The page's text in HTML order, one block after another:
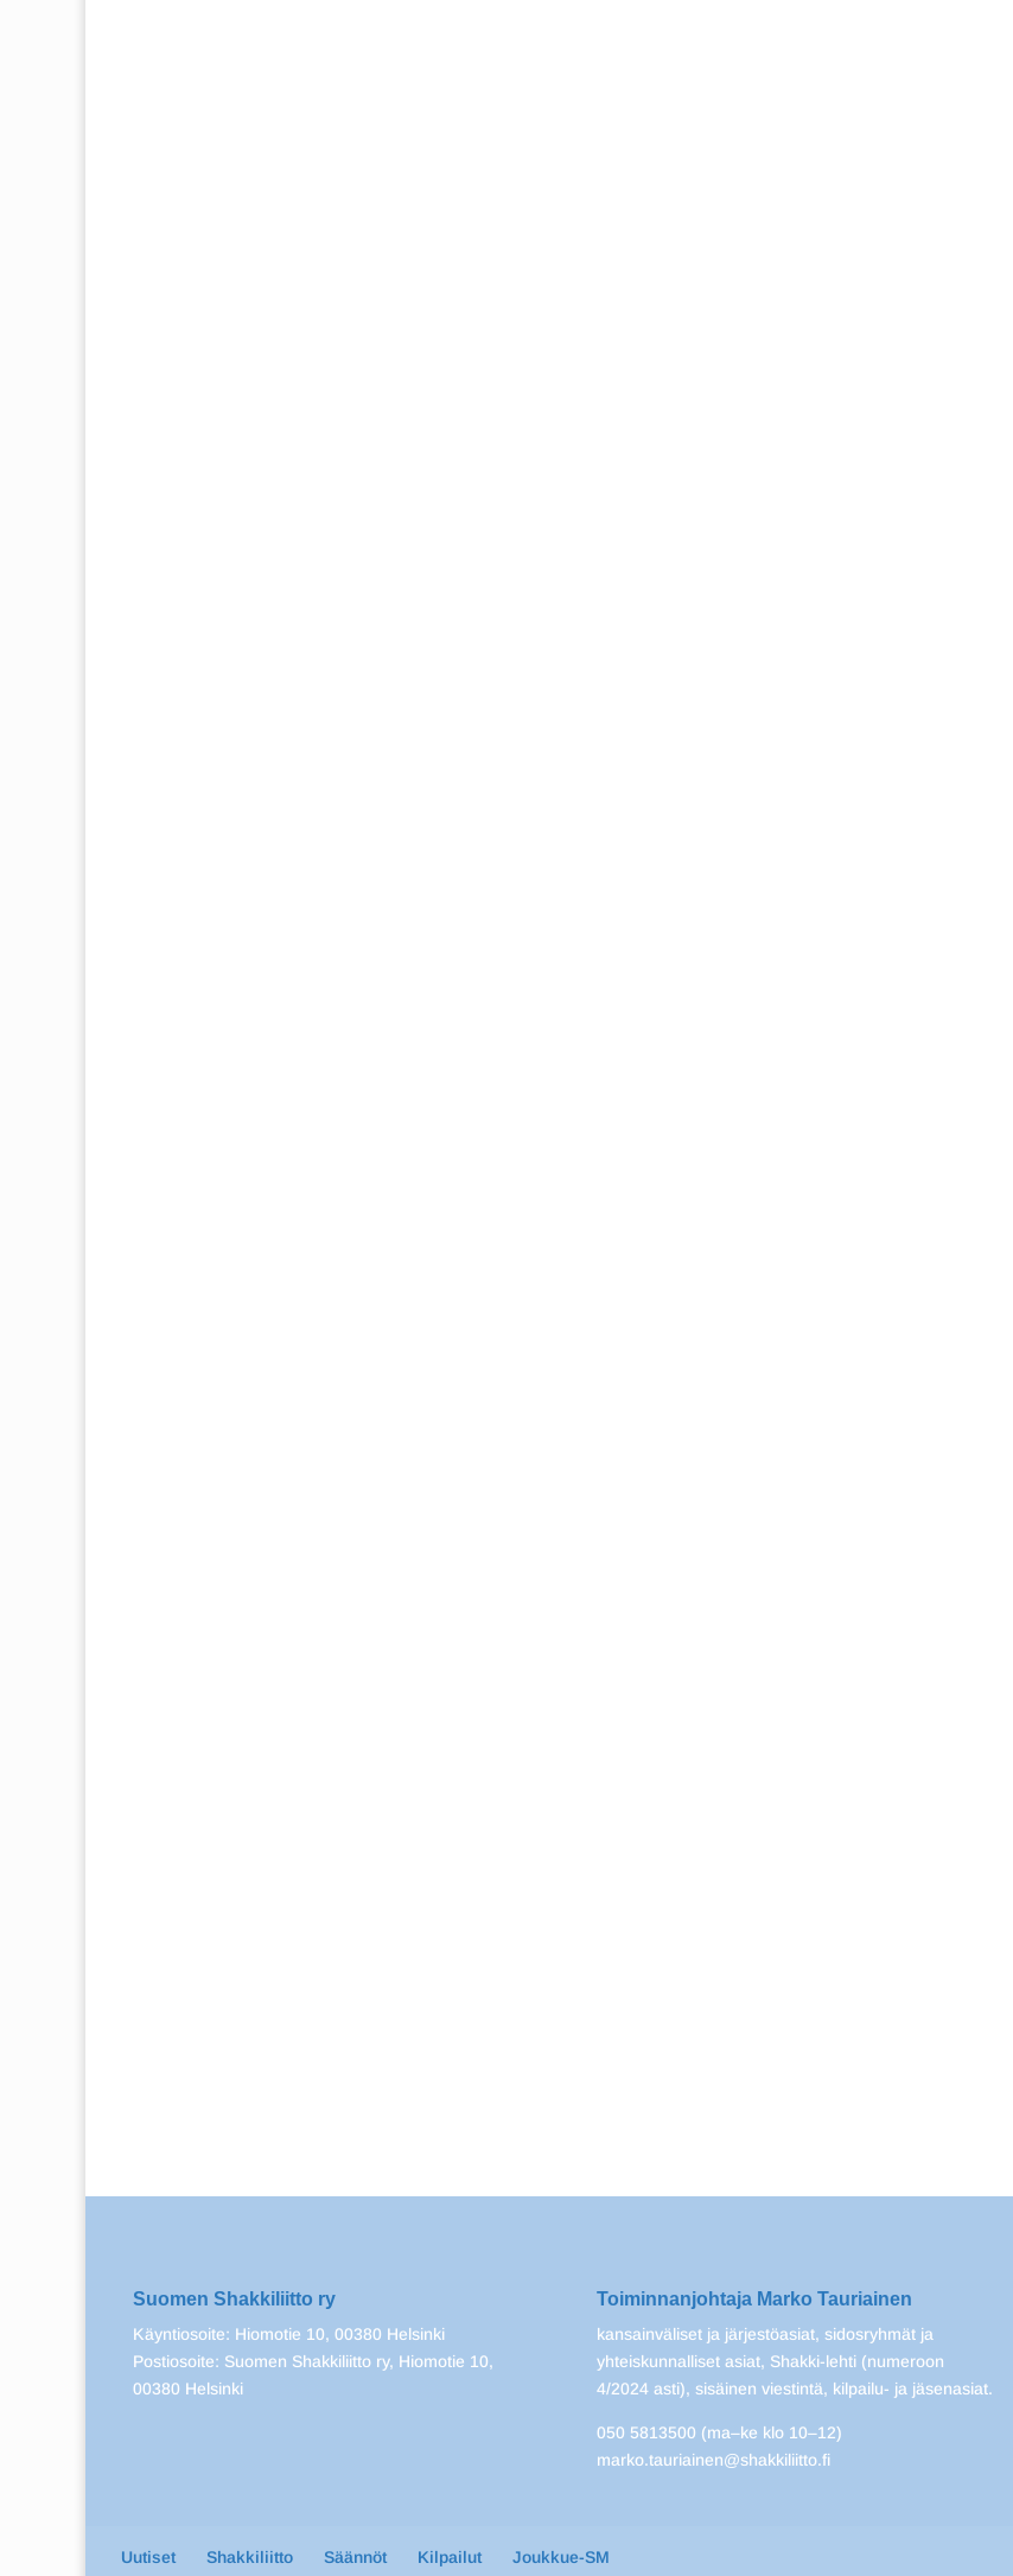
Suomen Shakkiliitto ry
Käyntiosoite: Hiomotie 10, 00380 Helsinki
Postiosoite: Suomen Shakkiliitto ry, Hiomotie 10,
00380 Helsinki
Toiminnanjohtaja Marko Tauriainen
kansainväliset ja järjestöasiat, sidosryhmät ja
yhteiskunnalliset asiat, Shakki-lehti (numeroon
4/2024 asti), sisäinen viestintä, kilpailu- ja jäsenasiat.
050 5813500 (ma–ke klo 10–12)
marko.tauriainen@shakkiliitto.fi
Uutiset Shakkiliitto Säännöt Kilpailut Joukkue-SM